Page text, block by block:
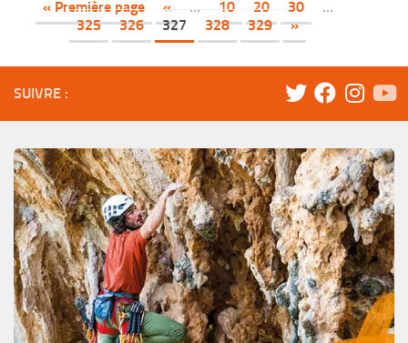
« Première page « … 10 20 30
…
325
326 327 328 329 »
SUIVRE :